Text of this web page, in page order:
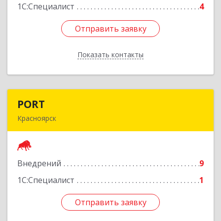
1С:Специалист
4
Отправить заявку
Показать контакты
Отправить заявку
Назад
PORT
Красноярск
Внедрений
9
1С:Специалист
1
Отправить заявку
Подробнее
Отправить заявку